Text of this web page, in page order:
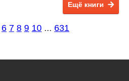
Ещё книги
6 7 8 9 10 ... 631